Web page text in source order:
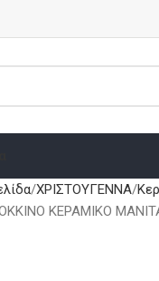
ΧΡΙΣΤΟΥΓΕΝΝΑ
ΚΕΡΑΜΙΚΟ